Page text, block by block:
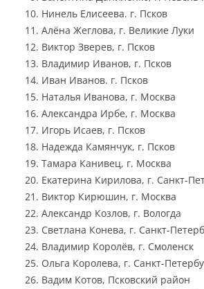
Нинель Елисеева. г. Псков
Алёна Жеглова, г. Великие Луки
Виктор Зверев, г. Псков
Владимир Иванов, г. Псков
Иван Иванов. г. Псков
Наталья Иванова, г. Москва
Александра Ирбе, г. Москва
Игорь Исаев, г. Псков
Надежда Камянчук, г. Псков
Тамара Канивец, г. Москва
Екатерина Кирилова, г. Санкт-
Виктор Кирюшин, г. Москва
Александр Козлов, г. Вологда
Светлана Конева, г. Санкт-
Владимир Королёв, г. Смоленск
Ольга Королева, г. Санкт-
Вадим Котов, Псковский район